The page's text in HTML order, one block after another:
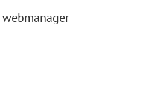
webmanager